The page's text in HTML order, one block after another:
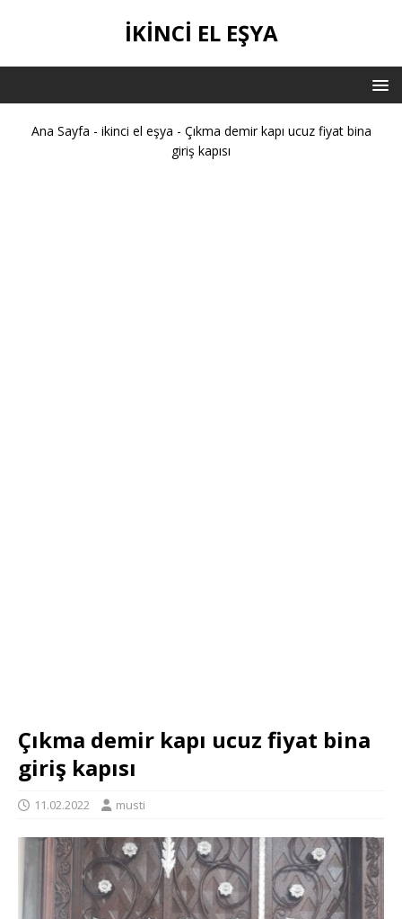
İKİNCİ EL EŞYA
Ana Sayfa - ikinci el eşya - Çıkma demir kapı ucuz fiyat bina
giriş kapısı
Çıkma demir kapı ucuz fiyat bina
giriş kapısı
11.02.2022 musti